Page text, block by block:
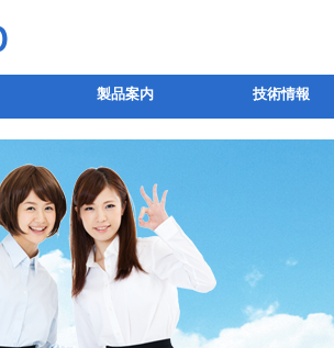
製品案内 技術情報